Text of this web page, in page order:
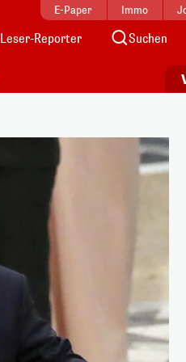
E-Paper Immo
Leser-Reporter Suchen